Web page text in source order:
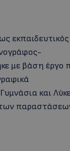
με βάση έργο
και